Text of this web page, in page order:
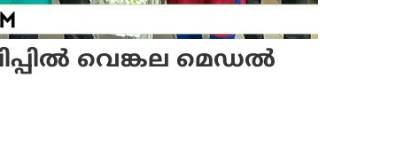
വെങ്കല മെഡൽ